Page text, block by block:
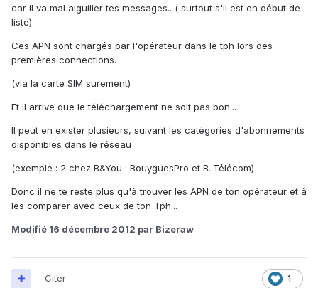
car il va mal aiguiller tes messages.. ( surtout s'il est en début de
liste)
Ces APN sont chargés par l'opérateur dans le tph lors des
premières connections.
(via la carte SIM surement)
Et il arrive que le téléchargement ne soit pas bon...
Il peut en exister plusieurs, suivant les catégories d'abonnements
disponibles dans le réseau
(exemple : 2 chez B&You : BouyguesPro et B..Télécom)
Donc il ne te reste plus qu'à trouver les APN de ton opérateur et à
les comparer avec ceux de ton Tph...
Modifié 16 décembre 2012 par Bizeraw
1
Citer